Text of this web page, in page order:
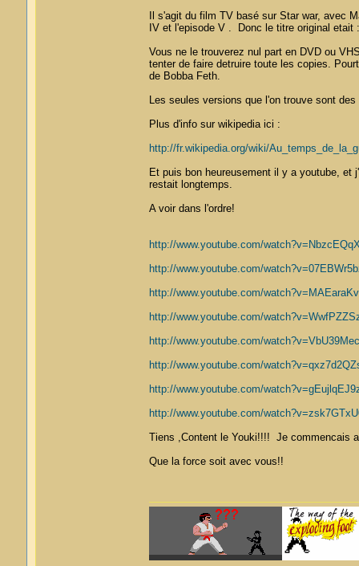
Il s'agit du film TV basé sur Star war, avec
IV et l'episode V . Donc le titre original
Vous ne le trouverez nul part en DVD ou
tenter de faire detruire toute les copies.
de Bobba Feth.
Les seules versions que l'on trouve sont
Plus d'info sur wikipedia ici :
http://fr.wikipedia.org/wiki/
Et puis bon heureusement il y a youtube,
restait longtemps.
A voir dans l'ordre!
http://www.youtube.com/
http://www.youtube.com/
http://www.youtube.com/
http://www.youtube.com/
http://www.youtube.com/
http://www.youtube.com/
http://www.youtube.com/
http://www.youtube.com/
Tiens ,Content le Youki!!!! Je commencais
Que la force soit avec vous!!